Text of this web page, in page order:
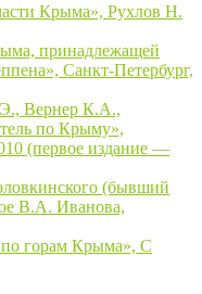
Крыма», Рухлов Н.
принадлежащей
Санкт-Петербург,
Вернер К.А.,
по Крыму»,
(первое издание —
(бывший
В.А. Иванова,
горам Крыма», С